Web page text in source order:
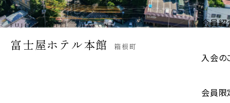
会員紹
入会の
会員限
IGARASHI STORE · HADANO
五十嵐商店 秦野市